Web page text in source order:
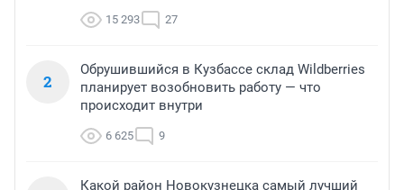
15 293 27
2
Обрушившийся в Кузбассе склад Wildberries
планирует возобновить работу — что
происходит внутри
6 625 9
Какой район Новокузнецка самый лучший